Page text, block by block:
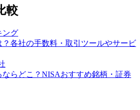
較
ング
各社の手数料・取引ツールやサービ
らどこ？NISAおすすめ銘柄・証券